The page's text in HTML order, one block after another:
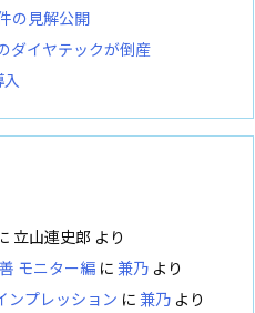
の見解公開
ダイヤテックが倒産
立山連史郎 より
モニター編 に 兼乃 より
ンプレッション に 兼乃 より